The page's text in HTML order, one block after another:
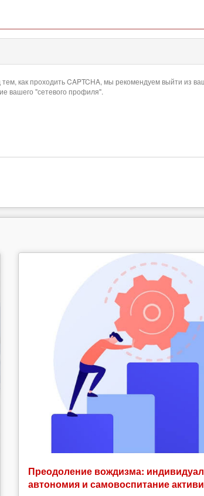
как проходить CAPTCHA, мы рекомендуем выйти из
вашего "сетевого профиля".
Преодоление вождизма:
автономия и самовоспитание